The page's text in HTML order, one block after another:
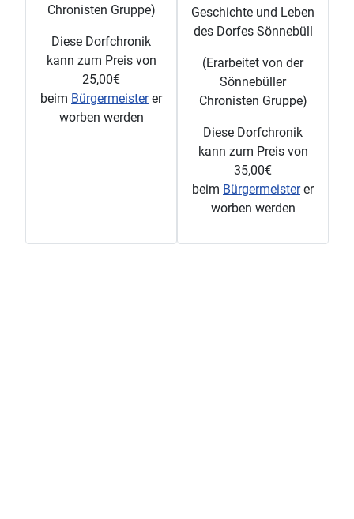
Chronisten Gruppe)
Diese Dorfchronik
kann zum Preis von
25,00€
beim Bürgermeisterer
worben werden
Geschichte und Leben
des Dorfes Sönnebüll
(Erarbeitet von der
Sönnebüller
Chronisten Gruppe)
Diese Dorfchronik
kann zum Preis von
35,00€
beim Bürgermeisterer
worben werden